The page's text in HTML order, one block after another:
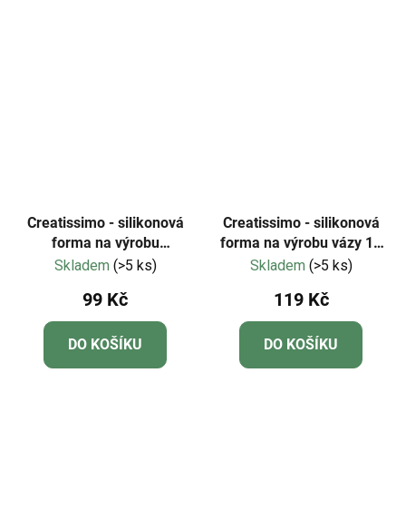
Creatissimo - silikonová
forma na výrobu
sněhových vloček k
Skladem (>5 ks)
99 Kč
DO KOŠÍKU
Creatissimo - silikonová
forma na výrobu vázy 10
cm
Skladem (>5 ks)
119 Kč
DO KOŠÍKU